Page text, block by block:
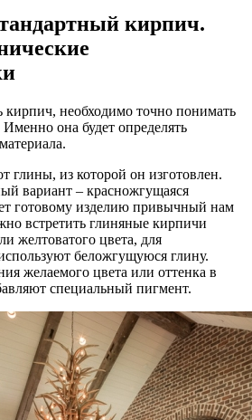
кирпич.
кирпич, необходимо точно понимать
она будет определять
глины, из которой он изготовлен.
вариант – красножгущаяся
готовому изделию привычный нам
встретить глиняные кирпичи
желтоватого цвета, для
беложгущуюся глину.
желаемого цвета или оттенка в
специальный пигмент.